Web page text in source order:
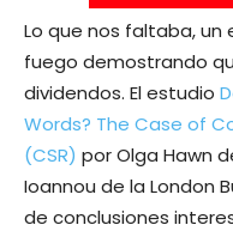
Lo que nos faltaba, un
fuego demostrando
dividendos. El estudio
Words? The Case of
(CSR) por Olga Hawn
Ioannou de la London
de conclusiones